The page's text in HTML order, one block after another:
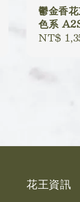
鬱金香
色系
Regular
NT$
花王資訊